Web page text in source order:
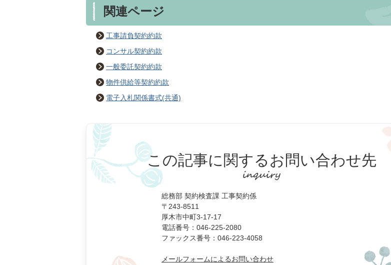
関連ページ
工事請負契約約款
コンサル契約約款
一般委託契約約款
物件供給等契約約款
電子入札関係書式(共通)
この記事に関するお問い合わせ先
総務部 契約検査課 工事契約係
〒243-8511
厚木市中町3-17-17
電話番号：046-225-2080
ファックス番号：046-223-4058
メールフォームによるお問い合わせ